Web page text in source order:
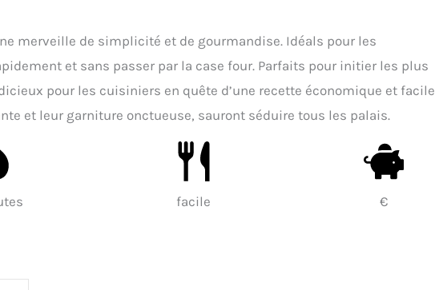
merveille de simplicité et de gourmandise. Idéals pour les
et sans passer par la case four. Parfaits pour initier les plus
pour les cuisiniers en quête d’une recette économique et facile
et leur garniture onctueuse, sauront séduire tous les palais.
facile €